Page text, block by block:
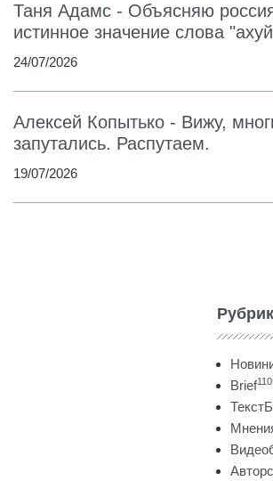
Таня Адамс - Объясняю
истинное значение слова
24/07/2026
Алексей Копытько - Вижу,
запутались. Распутаем.
19/07/2026
Brief